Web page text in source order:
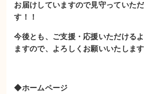
お届けしていますので見守っていた
す！！
今後とも、ご支援・応援いただける
ますので、よろしくお願いいたします
◆ホームページ